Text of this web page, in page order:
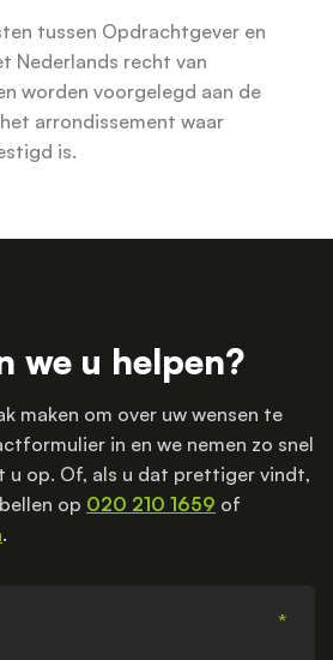
tussen Opdrachtgever en
Nederlands recht van
worden voorgelegd aan de
arrondissement waar
is.
we u helpen?
maken om over uw wensen te
in en we nemen zo snel
u op. Of, als u dat prettiger vindt,
op 020 210 1659 of
.